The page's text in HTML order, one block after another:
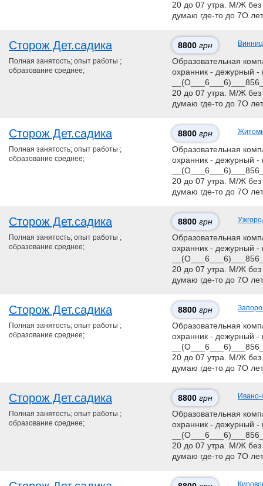
20 до 07 утра. М/Ж без
думаю где-то до 7О
Сторож Дет.садика 8800 грн
Полная занятость; опыт работы ;
образование среднее;
Образовательная
охранник - дежурный -
20 до 07 утра. М/Ж без
думаю где-то до 7О
Сторож Дет.садика 8800 грн
Полная занятость; опыт работы ;
образование среднее;
Образовательная
охранник - дежурный -
20 до 07 утра. М/Ж без
думаю где-то до 7О
Сторож Дет.садика 8800 грн
Полная занятость; опыт работы ;
образование среднее;
Образовательная
охранник - дежурный -
20 до 07 утра. М/Ж без
думаю где-то до 7О
Сторож Дет.садика 8800 грн
Полная занятость; опыт работы ;
образование среднее;
Образовательная
охранник - дежурный -
20 до 07 утра. М/Ж без
думаю где-то до 7О
Сторож Дет.садика 8800 грн Ивано-
Полная занятость; опыт работы ;
образование среднее;
Образовательная
охранник - дежурный -
20 до 07 утра. М/Ж без
думаю где-то до 7О